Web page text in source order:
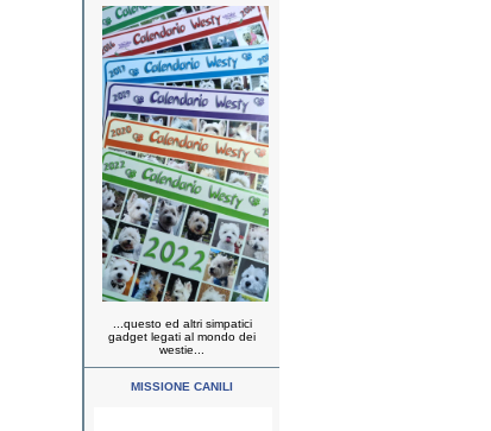
...questo ed altri simpatici
gadget legati al mondo dei
westie...
MISSIONE CANILI